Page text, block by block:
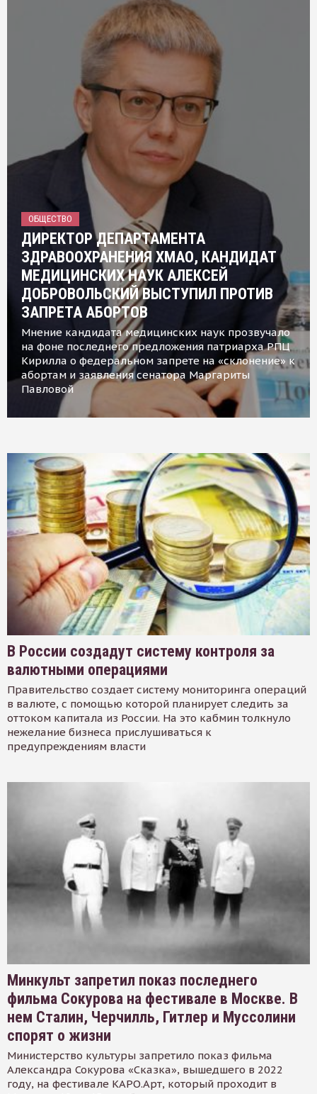
ОБЩЕСТВО
ДИРЕКТОР ДЕПАРТАМЕНТА
ЗДРАВООХРАНЕНИЯ ХМАО, КАНДИДАТ
МЕДИЦИНСКИХ НАУК АЛЕКСЕЙ
ДОБРОВОЛЬСКИЙ ВЫСТУПИЛ ПРОТИВ
ЗАПРЕТА АБОРТОВ
Мнение кандидата медицинских наук прозвучало
на фоне последнего предложения патриарха РПЦ
Кирилла о федеральном запрете на «склонение» к
абортам и заявления сенатора Маргариты
Павловой
В России создадут систему контроля за
валютными операциями
Правительство создает систему мониторинга операций
в валюте, с помощью которой планирует следить за
оттоком капитала из России. На это кабмин толкнуло
нежелание бизнеса прислушиваться к
предупреждениям власти
Минкульт запретил показ последнего
фильма Сокурова на фестивале в Москве. В
нем Сталин, Черчилль, Гитлер и Муссолини
спорят о жизни
Министерство культуры запретило показ фильма
Александра Сокурова «Сказка», вышедшего в 2022
году, на фестивале КАРО.Арт, который проходит в